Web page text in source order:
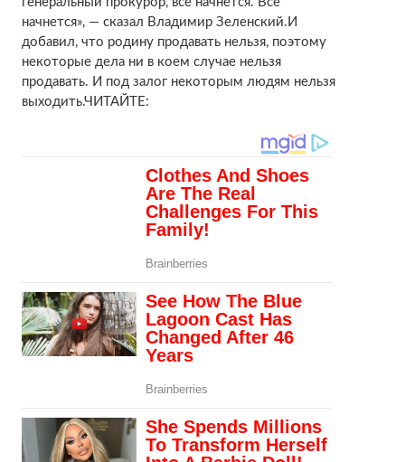
начнется», — сказал Владимир Зеленский.И
добавил, что родину продавать нельзя, поэтому
некоторые дела ни в коем случае нельзя
продавать. И под залог некоторым людям нельзя
выходить.ЧИТАЙТЕ: